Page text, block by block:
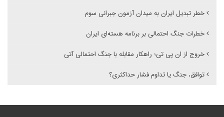
خطر تبدیل ایران به میدان آزمون جبرانی سوم
خطرات جنگ احتمالی بر برنامه هسته‌ای ایران
خروج از ان پی تی؛ راهکار مقابله با جنگ احتمالی آتی
توافق، جنگ یا تداوم فشار حداکثری؟